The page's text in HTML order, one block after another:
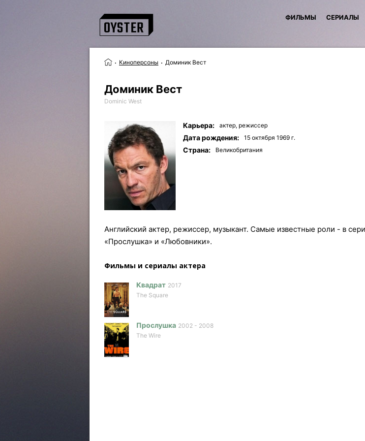
ФИЛЬМЫ СЕРИАЛЫ
Киноперсоны Доминик Вест
Доминик Вест
Dominic West
Карьера: актер, режиссер
Дата рождения: 15 октября 1969 г.
Страна: Великобритания
Английский актер, режиссер, музыкант. Самые известные роли - в
«Прослушка» и «Любовники».
Фильмы и сериалы актера
Квадрат 2017
The Square
Прослушка 2002 - 2008
The Wire